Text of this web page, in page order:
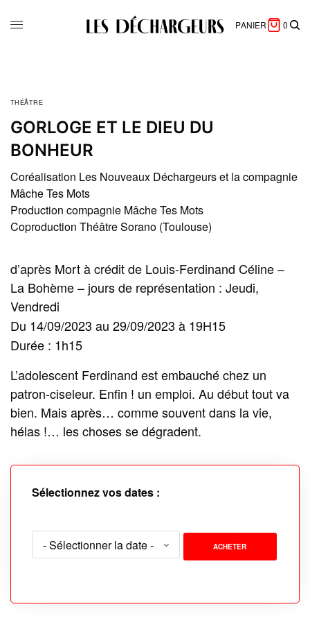
PANIER 0
THÉÂTRE
GORLOGE ET LE DIEU DU
BONHEUR
Coréalisation Les Nouveaux Déchargeurs et la compagnie
Mâche Tes Mots
Production compagnie Mâche Tes Mots
Coproduction Théâtre Sorano (Toulouse)
d’après Mort à crédit de Louis-Ferdinand Céline –
La Bohème – jours de représentation : Jeudi,
Vendredi
Du 14/09/2023 au 29/09/2023 à 19H15
Durée : 1h15
L’adolescent Ferdinand est embauché chez un
patron-ciseleur. Enfin ! un emploi. Au début tout va
bien. Mais après… comme souvent dans la vie,
hélas !… les choses se dégradent.
Sélectionnez vos dates :
ACHETER